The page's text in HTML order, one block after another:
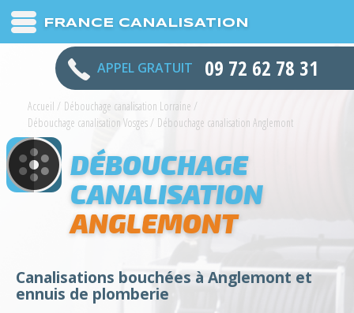
FRANCE CANALISATION
APPEL GRATUIT 09 72 62 78 31
Accueil / Débouchage canalisation Lorraine /
Débouchage canalisation Vosges/ Débouchage canalisation Anglemont
DÉBOUCHAGE
CANALISATION
ANGLEMONT
Canalisations bouchées à Anglemont et
ennuis de plomberie